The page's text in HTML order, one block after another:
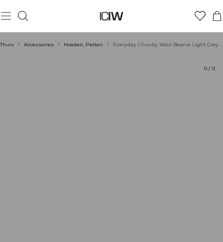
Thuis / Accessoires / Hoeden, Petten / Everyday Chunky Wool Beanie Light Grey Melange
0 / 0